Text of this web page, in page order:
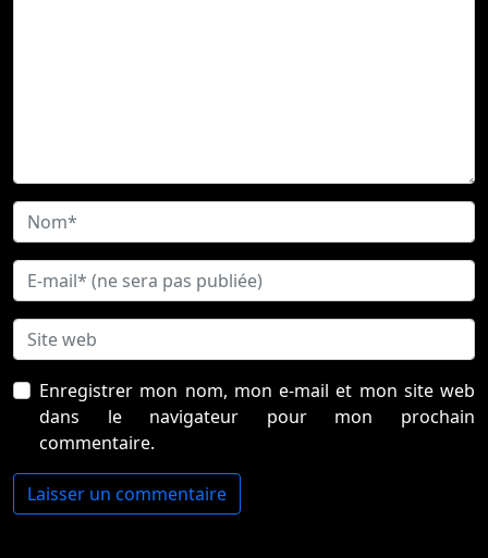
Enregistrer mon nom, mon e-mail et mon site web
dans le navigateur pour mon prochain
commentaire.